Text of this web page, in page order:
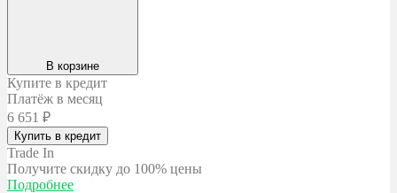
В корзине
Купите в кредит
Платёж в месяц
6 651 ₽
Купить в кредит
Trade In
Получите скидку до 100% цены
Подробнее